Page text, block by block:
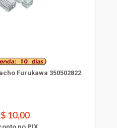
Furukawa 350502822
10,00